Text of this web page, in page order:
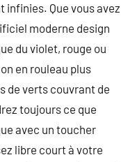
infinies. Que vous avez
moderne design
du violet, rouge ou
en rouleau plus
de verts couvrant de
toujours ce que
avec un toucher
libre court à votre